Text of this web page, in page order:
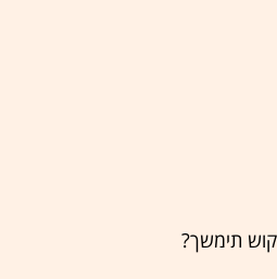
תימשך?